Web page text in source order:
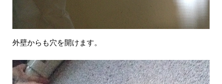
外壁からも穴を開けます。